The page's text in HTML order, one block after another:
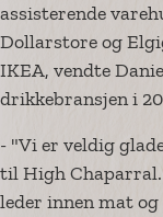
assisterende
Dollarstore og
IKEA, vendte
drikkebransjen i
- "Vi er veldig
til High Chaparral.
leder innen mat